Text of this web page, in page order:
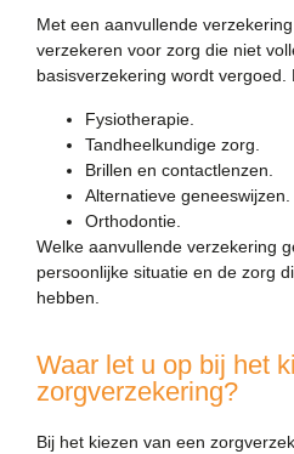
Met een aanvullende
verzekeren voor zorg die niet
basisverzekering wordt vergoed.
Fysiotherapie.
Tandheelkundige zorg.
Brillen en contactlenzen.
Alternatieve geneeswijzen.
Orthodontie.
Welke aanvullende verzekering
persoonlijke situatie en de zorg
hebben.
Waar let u op bij het
zorgverzekering?
Bij het kiezen van een